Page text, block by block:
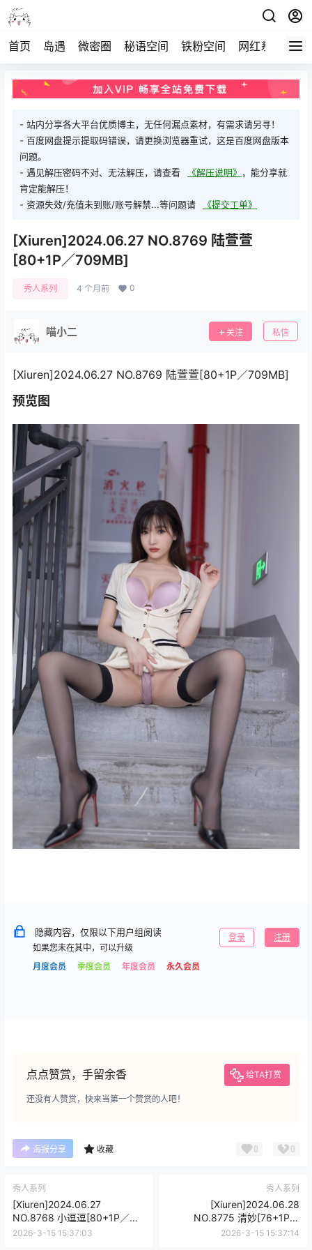
首页 岛遇 微密圈 秘语空间 铁粉空间 网红系列 打
- 站内分享各大平台优质博主，无任何漏点素材，有需求请另寻！
- 百度网盘提示提取码错误，请更换浏览器重试，这是百度网盘版本
问题。
- 遇见解压密码不对、无法解压，请查看
《解压说明》 ，能分享就
肯定能解压！
- 资源失效/充值未到账/账号解禁...等问题请
《提交工单》
[Xiuren]2024.06.27 NO.8769 陆萱萱
[80+1P／709MB]
秀人系列 4 个月前 0
喵小二 关注 私信
[Xiuren]2024.06.27 NO.8769 陆萱萱[80+1P／709MB]
预览图
隐藏内容，仅限以下用户组阅读
如果您未在其中，可以升级
月度会员
季度会员 年度会员 永久会员
登录 注册
点点赞赏，手留余香 给TA打赏
还没有人赞赏，快来当第一个赞赏的人吧！
海报分享 收藏 0 0
秀人系列
[Xiuren]2024.06.27
NO.8768 小逗逗[80+1P／
652MB]
2026-3-15 15:37:03
秀人系列
[Xiuren]2024.06.28
NO.8775 清妙[76+1P／
748MB]
2026-3-15 15:37:14